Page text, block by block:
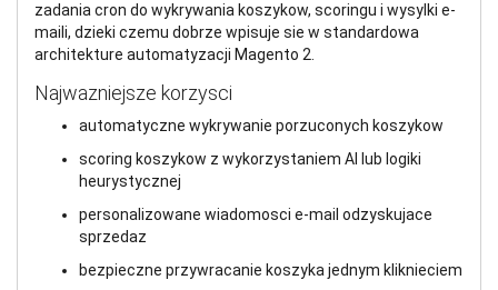
zadania cron do wykrywania koszykow, scoringu i wysylki e-
maili, dzieki czemu dobrze wpisuje sie w standardowa
architekture automatyzacji Magento 2.
Najwazniejsze korzysci
automatyczne wykrywanie porzuconych koszykow
scoring koszykow z wykorzystaniem AI lub logiki
heurystycznej
personalizowane wiadomosci e-mail odzyskujace
sprzedaz
bezpieczne przywracanie koszyka jednym kliknieciem